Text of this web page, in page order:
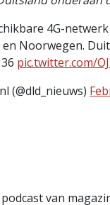
4G-
Noorwegen.
pic.twitter.com/
(@dld_nieuws)
van